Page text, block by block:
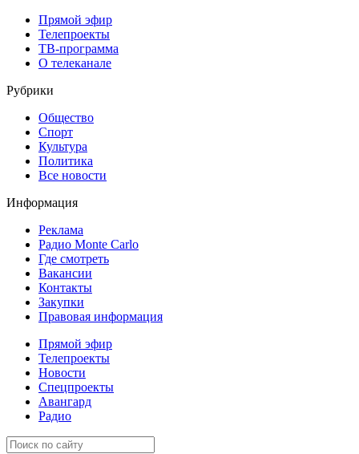
Прямой эфир
Телепроекты
ТВ-программа
О телеканале
Рубрики
Общество
Спорт
Культура
Политика
Все новости
Информация
Реклама
Радио Monte Carlo
Где смотреть
Вакансии
Контакты
Закупки
Правовая информация
Прямой эфир
Телепроекты
Новости
Спецпроекты
Авангард
Радио